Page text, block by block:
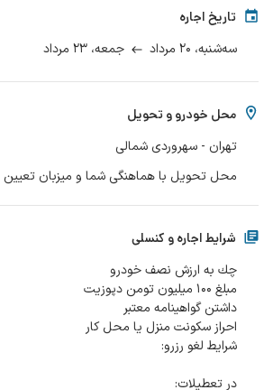
تاریخ اجاره
سه‌شنبه، جمعه،
محل خودرو و تحویل
تهران - سهروردی شمالی
محل تحویل با هماهنگی شما و میزبان
شرایط اجاره و کنسلی